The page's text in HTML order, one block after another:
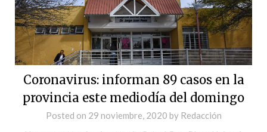
Coronavirus: informan 89 casos en la
provincia este mediodía del domingo
Posted on 29 noviembre, 2020 by Redacción